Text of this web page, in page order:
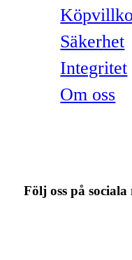
Säkerhet
Integritet
Om oss
Följ oss på sociala